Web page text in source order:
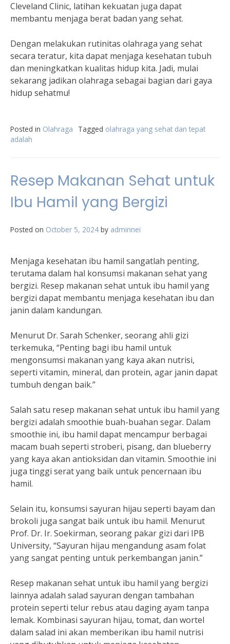
Cleveland Clinic, latihan kekuatan juga dapat
membantu menjaga berat badan yang sehat.
Dengan melakukan rutinitas olahraga yang sehat
secara teratur, kita dapat menjaga kesehatan tubuh
dan meningkatkan kualitas hidup kita. Jadi, mulai
sekarang jadikan olahraga sebagai bagian dari gaya
hidup sehatmu!
Posted in Olahraga Tagged olahraga yang sehat dan tepat
adalah
Resep Makanan Sehat untuk
Ibu Hamil yang Bergizi
Posted on October 5, 2024 by adminnei
Menjaga kesehatan ibu hamil sangatlah penting,
terutama dalam hal konsumsi makanan sehat yang
bergizi. Resep makanan sehat untuk ibu hamil yang
bergizi dapat membantu menjaga kesehatan ibu dan
janin dalam kandungan.
Menurut Dr. Sarah Schenker, seorang ahli gizi
terkemuka, “Penting bagi ibu hamil untuk
mengonsumsi makanan yang kaya akan nutrisi,
seperti vitamin, mineral, dan protein, agar janin dapat
tumbuh dengan baik.”
Salah satu resep makanan sehat untuk ibu hamil yang
bergizi adalah smoothie buah-buahan segar. Dalam
smoothie ini, ibu hamil dapat mencampur berbagai
macam buah seperti stroberi, pisang, dan blueberry
yang kaya akan antioksidan dan vitamin. Smoothie ini
juga tinggi serat yang baik untuk pencernaan ibu
hamil.
Selain itu, konsumsi sayuran hijau seperti bayam dan
brokoli juga sangat baik untuk ibu hamil. Menurut
Prof. Dr. Ir. Soekirman, seorang pakar gizi dari IPB
University, “Sayuran hijau mengandung asam folat
yang sangat penting untuk perkembangan janin.”
Resep makanan sehat untuk ibu hamil yang bergizi
lainnya adalah salad sayuran dengan tambahan
protein seperti telur rebus atau daging ayam tanpa
lemak. Kombinasi sayuran hijau, tomat, dan wortel
dalam salad ini akan memberikan ibu hamil nutrisi